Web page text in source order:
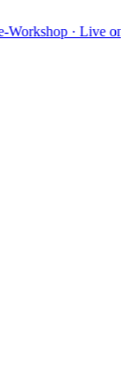
Live online